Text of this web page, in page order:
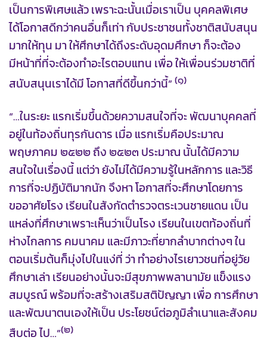
เป็นการพิเศษแล้ว เพราะฉะนั้นเมื่อเราเป็น บุคคลพิเศษ
ได้โอกาสดีกว่าคนอื่นก็เท่า กับประชาชนทั้งชาติสนับสนุน
มากให้ทุน มา ให้ศึกษาได้ถึงระดับอุดมศึกษา ก็จะต้อง
มีหน้าที่ที่จะต้องทำอะไรตอบแทน เพื่อ ให้เพื่อนร่วมชาติที่
สนับสนุนเราได้มี โอกาสที่ดีขึ้นกว่านี้”(๑)
“…ในระยะ แรกเริ่มขึ้นด้วยความสนใจที่จะ พัฒนาบุคคลที่
อยู่ในท้องถิ่นทุรกันดาร เมื่อ แรกเริ่มคือประมาณ
พฤษภาคม ๒๕๒๒ ถึง ๒๕๒๓ ประมาณ นั้นได้มีความ
สนใจในเรื่องนี้ แต่ว่า ยังไม่ได้มีความรู้ในหลักการ และวิธี
การที่จะปฏิบัติมากนัก จึงหา โอกาสที่จะศึกษาโดยการ
ขออาศัยโรง เรียนในสังกัดตำรวจตระเวนชายแดน เป็น
แหล่งที่ศึกษาเพราะเห็นว่าเป็นโรง เรียนในเขตท้องถิ่นที่
ห่างไกลการ คมนาคม และมีภาวะที่ยากลำบากต่างๆ ใน
ตอนเริ่มต้นก็มุ่งไปในแง่ที่ ว่า ทำอย่างไรเยาวชนที่อยู่วัย
ศึกษาเล่า เรียนอย่างนั้นจะมีสุขภาพพลานามัย แข็งแรง
สมบูรณ์ พร้อมที่จะสร้างเสริมสติปัญญา เพื่อ การศึกษา
และพัฒนาตนเองให้เป็น ประโยชน์ต่อภูมิลำเนาและสังคม
สืบต่อ ไป…”(๒)